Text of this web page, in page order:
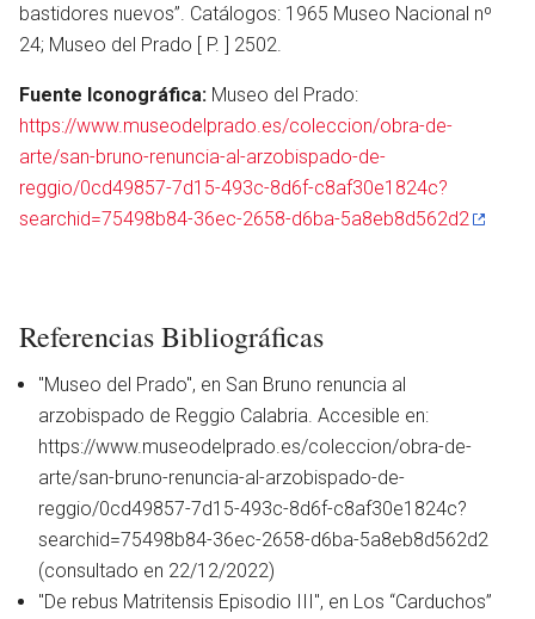
bastidores nuevos”. Catálogos: 1965 Museo Nacional nº
24; Museo del Prado [ P. ] 2502.
Fuente Iconográfica: Museo del Prado:
https://www.museodelprado.es/coleccion/obra-de-
arte/san-bruno-renuncia-al-arzobispado-de-
reggio/0cd49857-7d15-493c-8d6f-c8af30e1824c?
searchid=75498b84-36ec-2658-d6ba-5a8eb8d562d2
Referencias Bibliográficas
"Museo del Prado", en San Bruno renuncia al
arzobispado de Reggio Calabria. Accesible en:
https://www.museodelprado.es/coleccion/obra-de-
arte/san-bruno-renuncia-al-arzobispado-de-
reggio/0cd49857-7d15-493c-8d6f-c8af30e1824c?
searchid=75498b84-36ec-2658-d6ba-5a8eb8d562d2
(consultado en 22/12/2022)
"De rebus Matritensis Episodio III", en Los “Carduchos”